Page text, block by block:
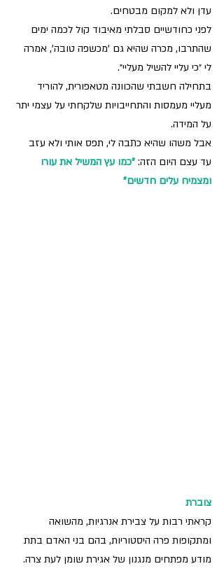
עדן ולא למקום מבטחים.
לפני כחודשיים סבלתי מאיבוד קול לכמה ימים
שהתרבו, מכרה שהיא גם 'מכשפה טובה', אמרה
לי ״כי עליי להשיל מעליי״.
בתחילה חשבתי שהכוונה מטאפורית, להוריד
מעליי מעמסות והתחייבויות שלקחתי על עצמי יתר
על המידה.
אבל משהו שהיא כתבה לי, תפס אותי ולא עזב
עד עצם היום הזה: "כמו עץ המשיל את עורו
ומצמיח עלים חדשים"
צוברת
קראתי רבות על צבירת אנרגיות, מהשואה
ומתקופות פרה היסטוריות, בהם בני האדם בתת
מודע מפתחים מנגנון של אגירת שומן לעת צרה.